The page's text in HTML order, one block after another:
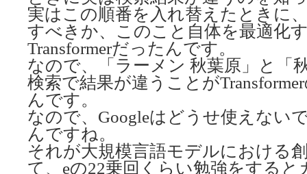
実はこの順番を入れ替えたときに
すべきか、このこと自体を最適化
Transformerだったんです。
なので、「ラーメン 秋葉原」と「
検索で結果が違うことが
んです。
なので、Googleはどうせ使えない
んですね。
それが大規模言語モデルにおける
て、eの22乗回くらい勉強をする